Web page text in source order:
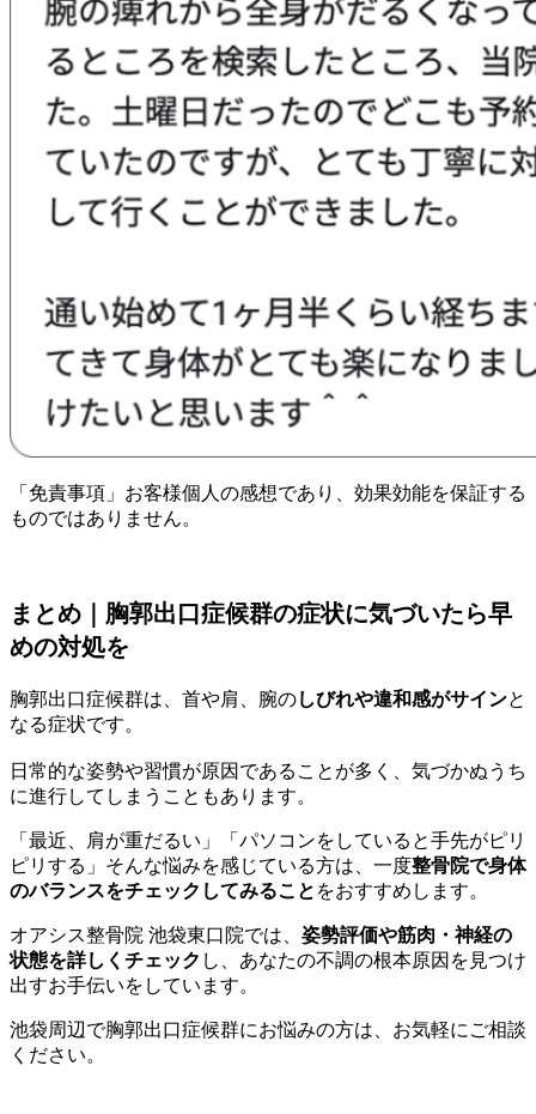
「免責事項」お客様個人の感想であり、効果効能を保証する
ものではありません。
まとめ｜胸郭出口症候群の症状に気づいたら早
めの対処を
胸郭出口症候群は、首や肩、腕のしびれや違和感がサインと
なる症状です。
日常的な姿勢や習慣が原因であることが多く、気づかぬうち
に進行してしまうこともあります。
「最近、肩が重だるい」「パソコンをしていると手先がピリ
ピリする」そんな悩みを感じている方は、一度整骨院で身体
のバランスをチェックしてみること をおすすめします。
オアシス整骨院 池袋東口院では、 姿勢評価や筋肉・神経の
状態を詳しくチェック し、あなたの不調の根本原因を見つけ
出すお手伝いをしています。
池袋周辺で胸郭出口症候群にお悩みの方は、お気軽にご相談
ください。